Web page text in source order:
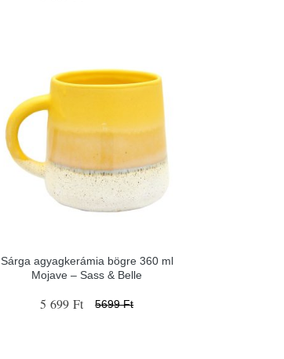
Sárga agyagkerámia bögre 360 ml
Mojave – Sass & Belle
5 699 Ft 5699 Ft